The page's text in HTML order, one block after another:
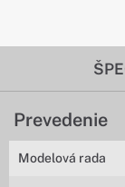
Prevedenie
Modelová rada